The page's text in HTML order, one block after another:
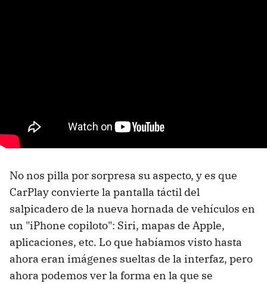
No nos pilla por sorpresa su aspecto, y es que
CarPlay convierte la pantalla táctil del
salpicadero de la nueva hornada de vehículos en
un "iPhone copiloto": Siri, mapas de Apple,
aplicaciones, etc. Lo que habíamos visto hasta
ahora eran imágenes sueltas de la interfaz, pero
ahora podemos ver la forma en la que se